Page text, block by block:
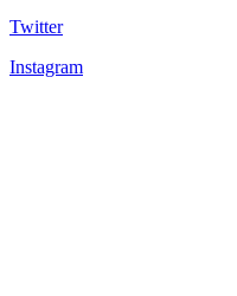
Twitter
Instagram